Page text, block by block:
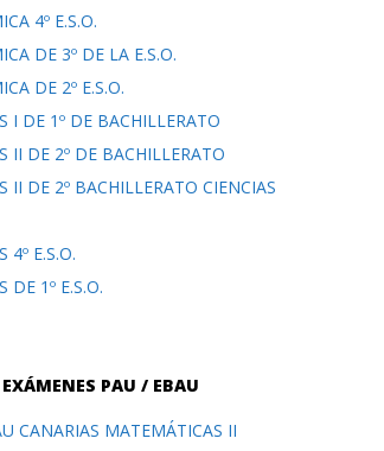
4º E.S.O.
DE 3º DE LA E.S.O.
DE 2º E.S.O.
I DE 1º DE BACHILLERATO
II DE 2º DE BACHILLERATO
II DE 2º BACHILLERATO CIENCIAS
4º E.S.O.
DE 1º E.S.O.
PAU / EBAU
CANARIAS MATEMÁTICAS II